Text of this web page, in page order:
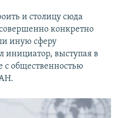
и столицу сюда
конкретно
иную сферу
инициатор, выступая в
с общественностью